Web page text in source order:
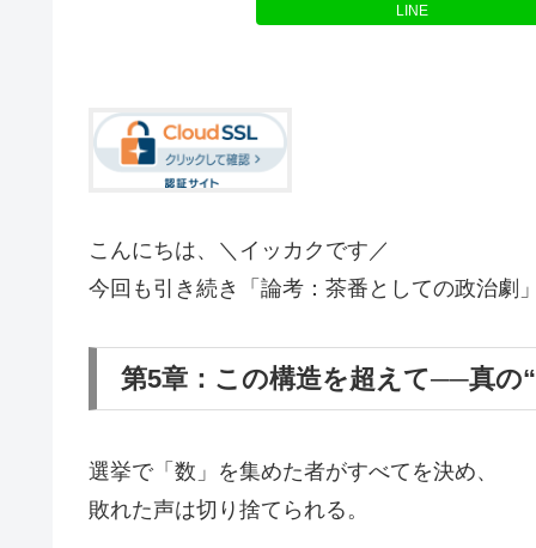
LINE
こんにちは、＼イッカクです／
今回も引き続き「論考：茶番としての政治劇
第5章：この構造を超えて──真の
選挙で「数」を集めた者がすべてを決め、
敗れた声は切り捨てられる。